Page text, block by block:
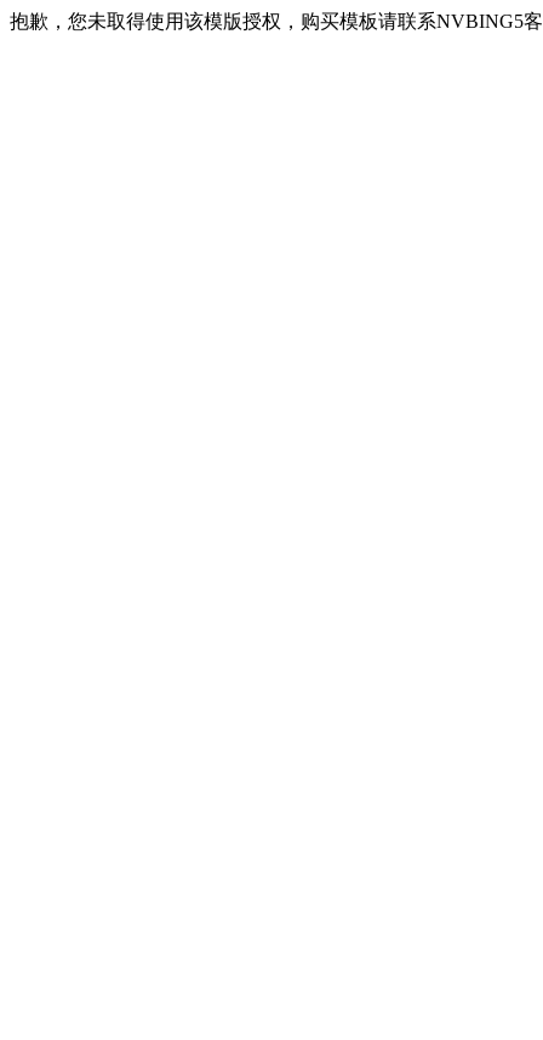
抱歉，您未取得使用该模版授权，购买模板请联系NVBING5客